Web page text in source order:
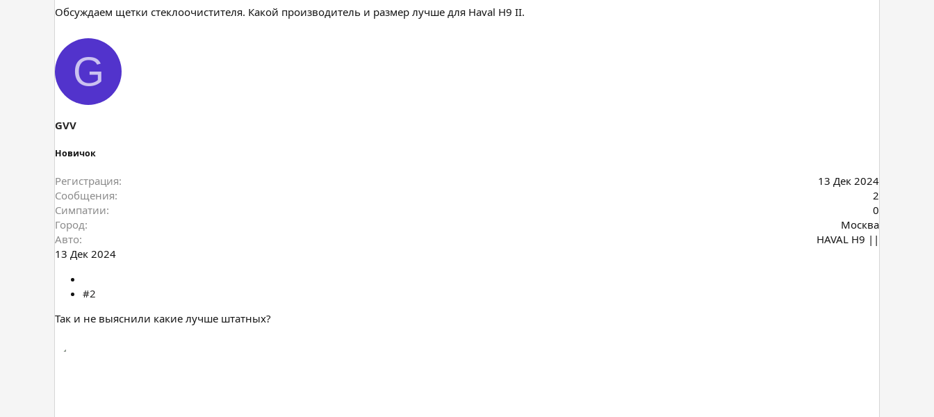
Обсуждаем щетки стеклоочистителя. Какой производитель и размер лучше для Haval H9 II.
G
GVV
Новичок
Регистрация
13 Дек 2024
Сообщения
2
Симпатии
0
Город
Москва
Авто
HAVAL H9 ||
13 Дек 2024
#2
Так и не выяснили какие лучше штатных?